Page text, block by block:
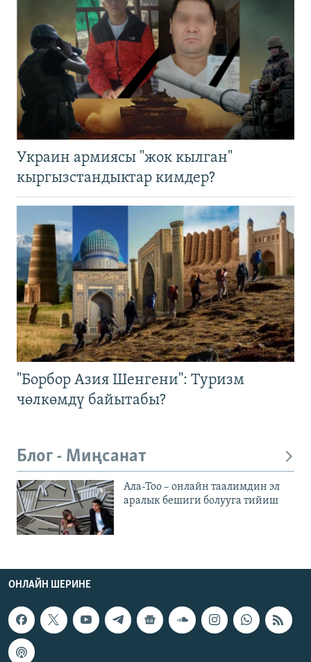
Украин армиясы "жок кылган"
кыргызстандыктар кимдер?
"Борбор Азия Шенгени": Туризм
чөлкөмдү байытабы?
Блог - Миңсанат
Ала-Тоо – онлайн таалимдин эл
аралык бешиги болууга тийиш
ОНЛАЙН ШЕРИНЕ